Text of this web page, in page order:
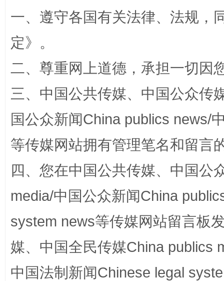
镜头丨大暑三秋近 山西：
一、遵守各国有关法律、法规，
定》。
二、尊重网上道德，承担一切因
三、中国公共传媒、中国公众传
国公众新闻China publics news/
等传媒网站拥有管理笔名和留言
四、您在中国公共传媒、中国公
media/中国公众新闻China
system news等传媒网站留言板
媒、中国全民传媒China publics
中国法制新闻Chinese legal